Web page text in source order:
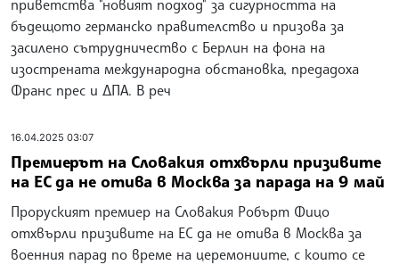
приветства "новият подход" за сигурността на
бъдещото германско правителство и призова за
засилено сътрудничество с Берлин на фона на
изострената международна обстановка, предадоха
Франс прес и ДПА. В реч
16.04.2025 03:07
Премиерът на Словакия отхвърли призивите
на ЕС да не отива в Москва за парада на 9 май
Проруският премиер на Словакия Робърт Фицо
отхвърли призивите на ЕС да не отива в Москва за
военния парад по време на церемониите, с които се